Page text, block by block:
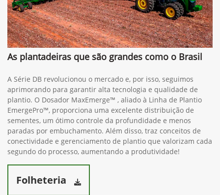
As plantadeiras que são grandes como o Brasil
A Série DB revolucionou o mercado e, por isso, seguimos
aprimorando para garantir alta tecnologia e qualidade de
plantio. O Dosador MaxEmerge™ , aliado à Linha de Plantio
EmergePro™, proporciona uma excelente distribuição de
sementes, um ótimo controle da profundidade e menos
paradas por embuchamento. Além disso, traz conceitos de
conectividade e gerenciamento de plantio que valorizam cada
segundo do processo, aumentando a produtividade!
Folheteria